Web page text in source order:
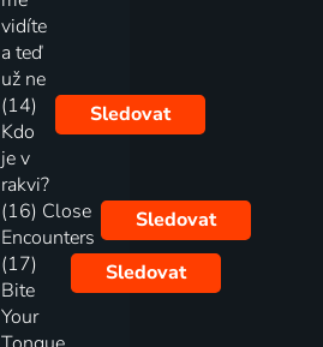
vidíte
a teď
už ne
(14)
Kdo
je v
rakvi?
Sledovat
(16) Close
Encounters
Sledovat
(17)
Bite
Your
Sledovat